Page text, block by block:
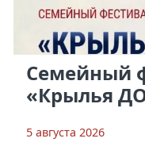
Семейный
«Крылья
5 августа 2026